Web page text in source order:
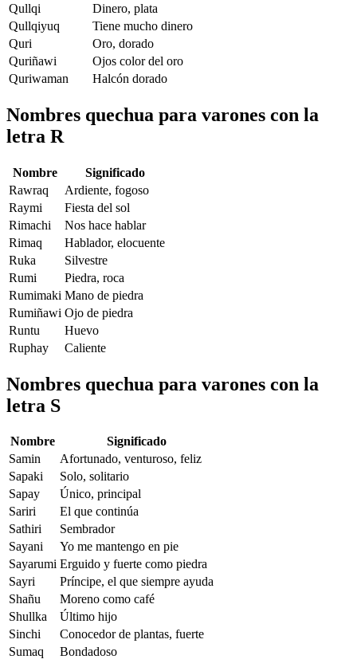
Qullqi
Dinero, plata
Qullqiyuq
Tiene mucho dinero
Quri
Oro, dorado
Quriñawi
Ojos color del oro
Quriwaman
Halcón dorado
Nombres quechua para varones con la
letra R
Nombre
Significado
Rawraq
Ardiente, fogoso
Raymi
Fiesta del sol
Rimachi
Nos hace hablar
Rimaq
Hablador, elocuente
Ruka
Silvestre
Rumi
Piedra, roca
Rumimaki Mano de piedra
Rumiñawi Ojo de piedra
Runtu
Huevo
Ruphay
Caliente
Nombres quechua para varones con la
letra S
Nombre
Significado
Samin
Afortunado, venturoso, feliz
Sapaki
Solo, solitario
Sapay
Único, principal
Sariri
El que continúa
Sathiri
Sembrador
Sayani
Yo me mantengo en pie
Sayarumi Erguido y fuerte como piedra
Sayri
Príncipe, el que siempre ayuda
Shañu
Moreno como café
Shullka
Último hijo
Sinchi
Conocedor de plantas, fuerte
Sumaq
Bondadoso